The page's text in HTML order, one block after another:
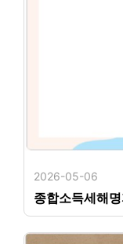
2026-05-06
종합소득세해